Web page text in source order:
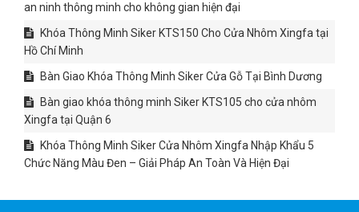
an ninh thông minh cho không gian hiện đại
Khóa Thông Minh Siker KTS150 Cho Cửa Nhôm Xingfa tại
Hồ Chí Minh
Bàn Giao Khóa Thông Minh Siker Cửa Gỗ Tại Bình Dương
Bàn giao khóa thông minh Siker KTS105 cho cửa nhôm
Xingfa tại Quận 6
Khóa Thông Minh Siker Cửa Nhôm Xingfa Nhập Khẩu 5
Chức Năng Màu Đen – Giải Pháp An Toàn Và Hiện Đại